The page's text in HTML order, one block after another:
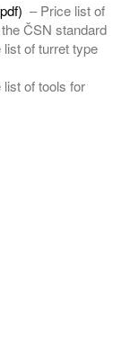
– Price list of
ČSN standard
list of turret type
list of tools for